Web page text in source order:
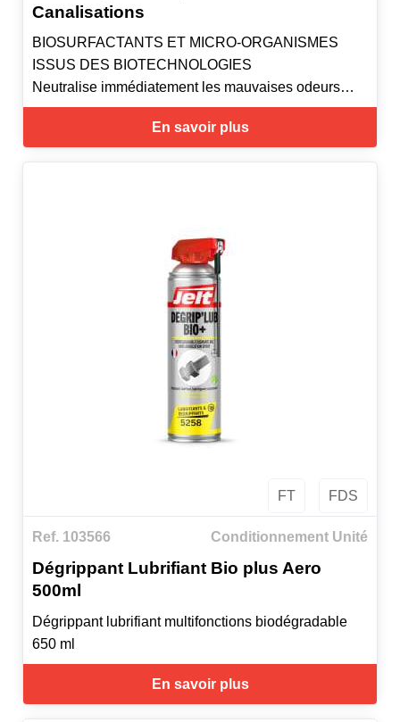
Canalisations
BIOSURFACTANTS ET MICRO-ORGANISMES
ISSUS DES BIOTECHNOLOGIES
Neutralise immédiatement les mauvaises odeurs
Diffuse un parfum agréable et rémanent
Entretient les canalisationsEn savoir plus
FT FDS
Ref. 103566 Conditionnement Unité
Dégrippant Lubrifiant Bio plus Aero
500ml
Dégrippant lubrifiant multifonctions biodégradable
650 ml
En savoir plus